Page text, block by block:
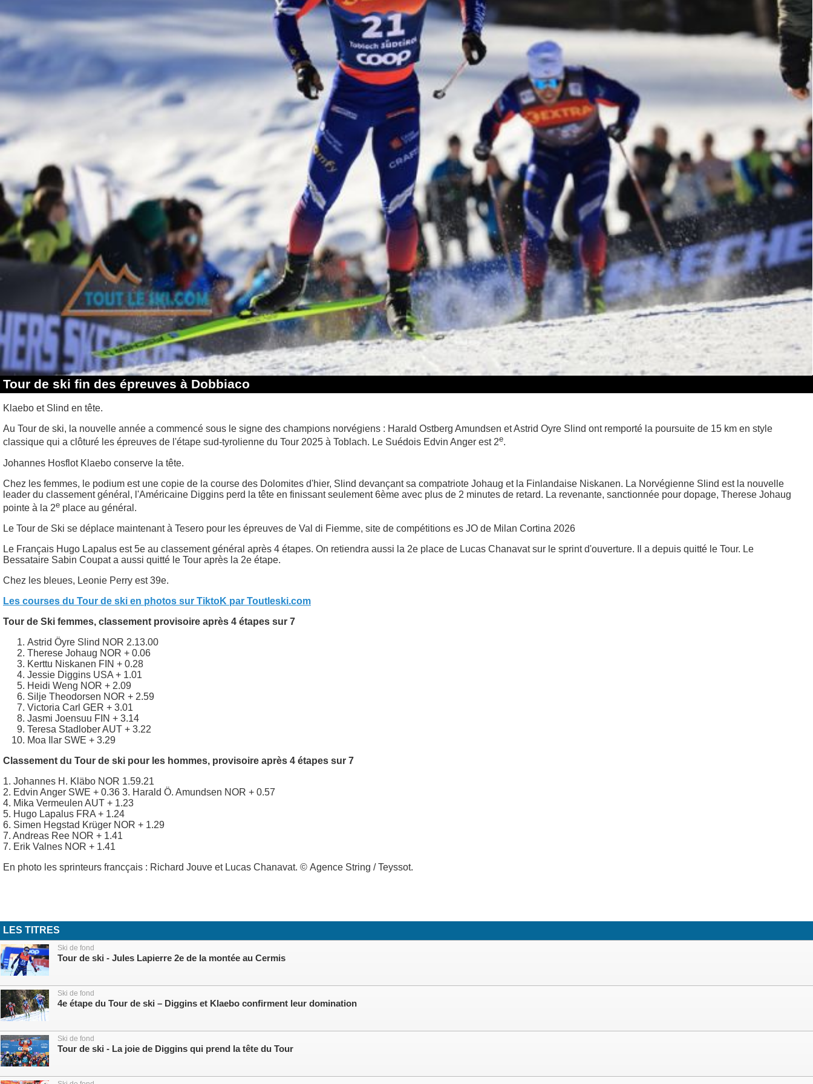
Tour de ski fin des épreuves à Dobbiaco
Klaebo et Slind en tête.
Au Tour de ski, la nouvelle année a commencé sous le signe des champions norvégiens : Harald Ostberg Amundsen et Astrid Oyre Slind ont remporté la poursuite de 15 km en style
classique qui a clôturé les épreuves de l'étape sud-tyrolienne du Tour 2025 à Toblach. Le Suédois Edvin Anger est 2e.
Johannes Hosflot Klaebo conserve la tête.
Chez les femmes, le podium est une copie de la course des Dolomites d'hier, Slind devançant sa compatriote Johaug et la Finlandaise Niskanen. La Norvégienne Slind est la nouvelle
leader du classement général, l'Américaine Diggins perd la tête en finissant seulement 6ème avec plus de 2 minutes de retard. La revenante, sanctionnée pour dopage, Therese Johaug
pointe à la 2e place au général.
Le Tour de Ski se déplace maintenant à Tesero pour les épreuves de Val di Fiemme, site de compétitions es JO de Milan Cortina 2026
Le Français Hugo Lapalus est 5e au classement général après 4 étapes. On retiendra aussi la 2e place de Lucas Chanavat sur le sprint d'ouverture. Il a depuis quitté le Tour. Le
Bessataire Sabin Coupat a aussi quitté le Tour après la 2e étape.
Chez les bleues, Leonie Perry est 39e.
Les courses du Tour de ski en photos sur TiktoK par Toutleski.com
Tour de Ski femmes, classement provisoire après 4 étapes sur 7
Astrid Öyre Slind NOR 2.13.00
Therese Johaug NOR + 0.06
Kerttu Niskanen FIN + 0.28
Jessie Diggins USA + 1.01
Heidi Weng NOR + 2.09
Silje Theodorsen NOR + 2.59
Victoria Carl GER + 3.01
Jasmi Joensuu FIN + 3.14
Teresa Stadlober AUT + 3.22
Moa Ilar SWE + 3.29
Classement du Tour de ski pour les hommes, provisoire après 4 étapes sur 7
1. Johannes H. Kläbo NOR 1.59.21
2. Edvin Anger SWE + 0.36 3. Harald Ö. Amundsen NOR + 0.57
4. Mika Vermeulen AUT + 1.23
5. Hugo Lapalus FRA + 1.24
6. Simen Hegstad Krüger NOR + 1.29
7. Andreas Ree NOR + 1.41
7. Erik Valnes NOR + 1.41
En photo les sprinteurs francçais : Richard Jouve et Lucas Chanavat. © Agence String / Teyssot.
LES TITRES
Ski de fond
Tour de ski - Jules Lapierre 2e de la montée au Cermis
Ski de fond
4e étape du Tour de ski – Diggins et Klaebo confirment leur domination
Ski de fond
Tour de ski - La joie de Diggins qui prend la tête du Tour